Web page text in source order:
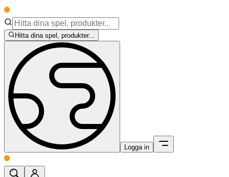
Hitta dina spel, produkter...
Logga in